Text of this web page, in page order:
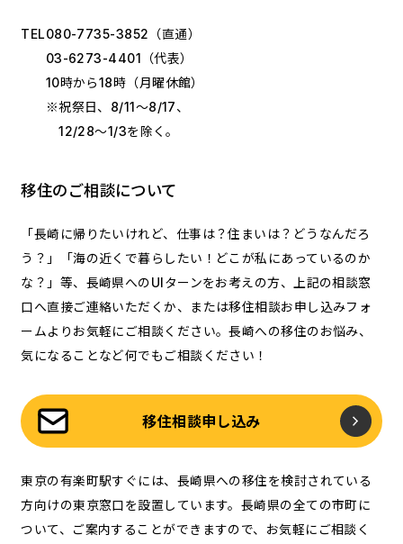
TEL080-7735-3852 （直通）
03-6273-4401
（代表）
10時から18時（月曜休館）
※祝祭日、8/11～8/17、
12/28～1/3を除く。
移住のご相談について
「長崎に帰りたいけれど、仕事は？住まいは？どうなんだろ
う？」「海の近くで暮らしたい！どこが私にあっているのか
な？」等、長崎県へのUIターンをお考えの方、上記の相談窓
口へ直接ご連絡いただくか、または移住相談お申し込みフォ
ームよりお気軽にご相談ください。長崎への移住のお悩み、
気になることなど何でもご相談ください！
移住相談申し込み
東京の有楽町駅すぐには、長崎県への移住を検討されている
方向けの東京窓口を設置しています。長崎県の全ての市町に
ついて、ご案内することができますので、お気軽にご相談く